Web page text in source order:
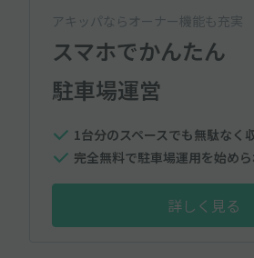
アキッパならオーナー機能も充実
スマホでかんたん
駐車場運営
1台分のスペースでも無駄なく
完全無料で駐車場運用を始め
詳しく見る